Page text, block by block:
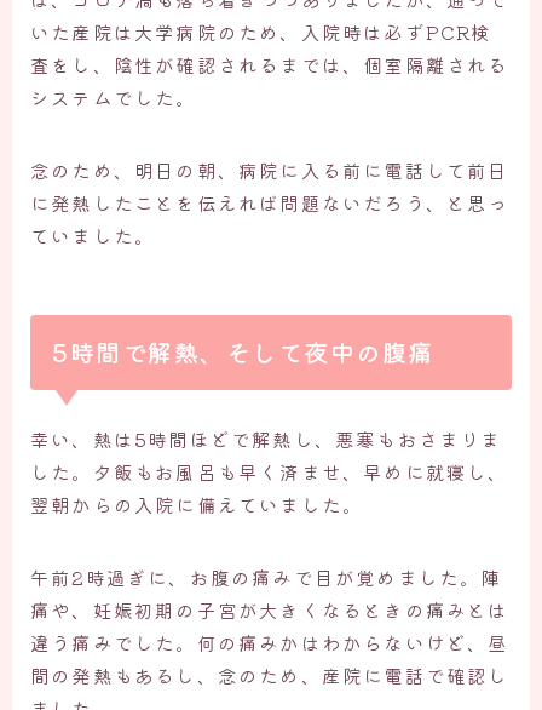
いた産院は大学病院のため、入院時は必ずPCR検
査をし、陰性が確認されるまでは、個室隔離される
システムでした。
念のため、明日の朝、病院に入る前に電話して前日
に発熱したことを伝えれば問題ないだろう、と思っ
ていました。
5時間で解熱、そして夜中の腹痛
幸い、熱は5時間ほどで解熱し、悪寒もおさまりま
した。夕飯もお風呂も早く済ませ、早めに就寝し、
翌朝からの入院に備えていました。
午前2時過ぎに、お腹の痛みで目が覚めました。陣
痛や、妊娠初期の子宮が大きくなるときの痛みとは
違う痛みでした。何の痛みかはわからないけど、昼
間の発熱もあるし、念のため、産院に電話で確認し